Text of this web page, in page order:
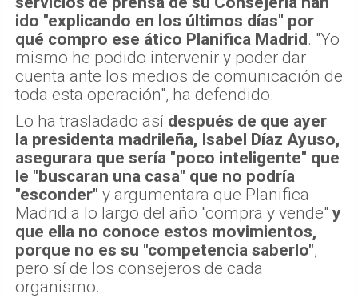
ido "explicando en los últimos días" por
qué compro ese ático Planifica Madrid. "Yo
mismo he podido intervenir y poder dar
cuenta ante los medios de comunicación de
toda esta operación", ha defendido.
Lo ha trasladado así después de que ayer
la presidenta madrileña, Isabel Díaz Ayuso,
asegurara que sería "poco inteligente" que
le "buscaran una casa" que no podría
"esconder" y argumentara que Planifica
Madrid a lo largo del año "compra y vende" y
que ella no conoce estos movimientos,
porque no es su "competencia saberlo",
pero sí de los consejeros de cada
organismo.